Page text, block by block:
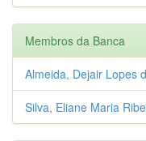
Membros da Banca
Almeida, Dejair Lopes
Silva, Eliane Maria